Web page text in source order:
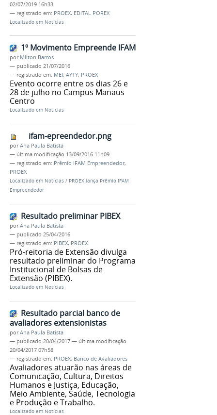
02/07/2019 16h33
— registrado em: PROEX, EDITAL POREX
Localizado em Notícias
1º Movimento Empreende IFAM
por Milton Barros
— publicado 21/07/2016
— registrado em: MEI, AYTY, PROEX
Evento ocorre entre os dias 26 e
28 de julho no Campus Manaus
Centro
Localizado em Notícias
ifam-epreendedor.png
porAna Paula Batista
— última modificação 13/09/2016 11h09
— registrado em: Prêmio IFAM Empreendedor,
PROEX
Localizado em Notícias / PROEX lança Prêmio IFAM
Empreendedor
Resultado preliminar PIBEX
porAna Paula Batista
— publicado 25/04/2016
— registrado em: PIBEX, PROEX
Pró-reitoria de Extensão divulga
resultado preliminar do Programa
Institucional de Bolsas de
Extensão (PIBEX).
Localizado em Notícias
Resultado parcial banco de
avaliadores extensionistas
porAna Paula Batista
— publicado 20/04/2017 — última modificação
20/04/2017 07h58
— registrado em: PROEX, Banco de Avaliadores
Avaliadores atuarão nas áreas de
Comunicação, Cultura, Direitos
Humanos e Justiça, Educação,
Meio Ambiente, Saúde, Tecnologia
e Produção e Trabalho.
Localizado em Notícias